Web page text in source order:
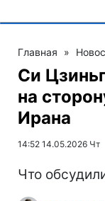
Главная »
Си
на
Ирана
14:52 14.05.2026 Чт
Что